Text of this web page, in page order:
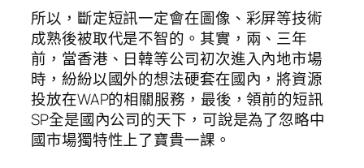
所以，斷定短訊一定會在圖像、彩屏等技術
成熟後被取代是不智的。其實，兩、三年
前，當香港、日韓等公司初次進入內地市場
時，紛紛以國外的想法硬套在國內，將資源
投放在WAP的相關服務，最後，領前的短訊
SP全是國內公司的天下，可說是為了忽略中
國市場獨特性上了寶貴一課。